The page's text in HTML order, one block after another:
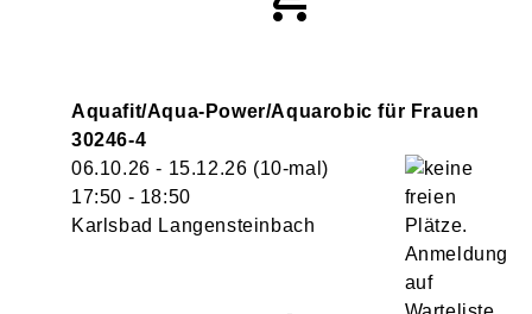
Aquafit/Aqua-Power/Aquarobic für Frauen
30246-4
06.10.26 - 15.12.26 (10-mal)
17:50 - 18:50
Karlsbad Langensteinbach